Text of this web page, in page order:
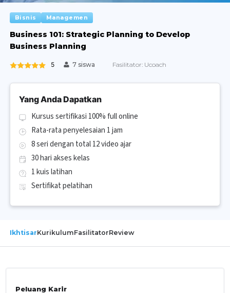
Bisnis Managemen
Business 101: Strategic Planning to Develop
Business Planning
5 7 siswa Fasilitator: Ucoach
Yang Anda Dapatkan
Kursus sertifikasi 100% full online
Rata-rata penyelesaian 1 jam
8 seri dengan total 12 video ajar
30 hari akses kelas
1 kuis latihan
Sertifikat pelatihan
IkhtisarKurikulumFasilitatorReview
Peluang Karir